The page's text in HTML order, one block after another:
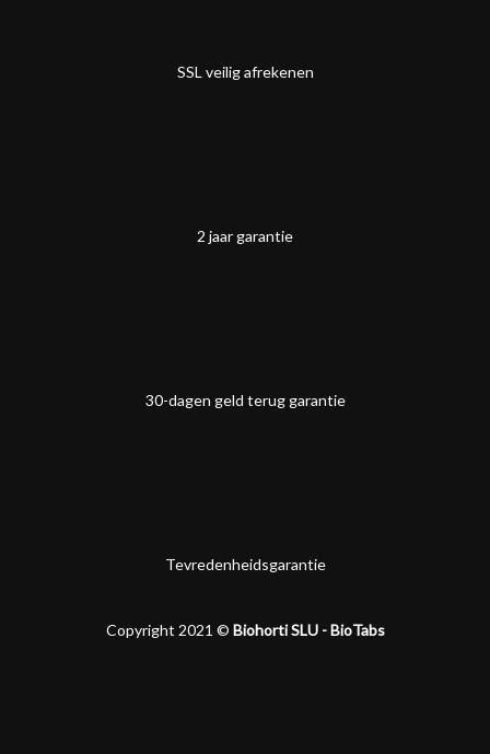
SSL veilig afrekenen
2 jaar garantie
30-dagen geld terug garantie
Tevredenheidsgarantie
Copyright 2021 © Biohorti SLU - BioTabs